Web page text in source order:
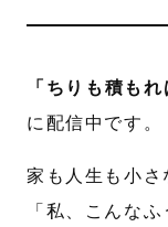
「ちりも積も
に配信中です。
家も人生も小さ
「私、こんな